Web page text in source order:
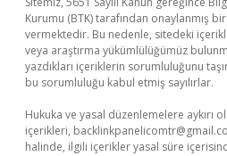
Kurumu (BTK) tarafından onaylanmış
vermektedir. Bu nedenle, sitedeki
veya araştırma yükümlülüğümüz
yazdıkları içeriklerin sorumluluğunu
bu sorumluluğu kabul etmiş sayılırlar.
Hukuka ve yasal düzenlemelere aykırı
içerikleri,
halinde, ilgili içerikler yasal süre